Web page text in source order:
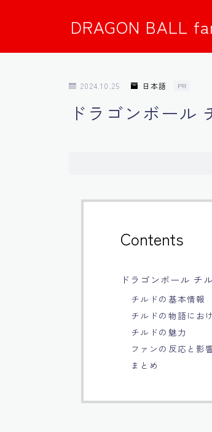
DRAGON BALL
2024.10.25 日本語 PR
ドラゴンボール
Contents
ドラゴンボール チ
チルドの基本情報
チルドの物語にお
チルドの魅力
ファンの反応と影
まとめ